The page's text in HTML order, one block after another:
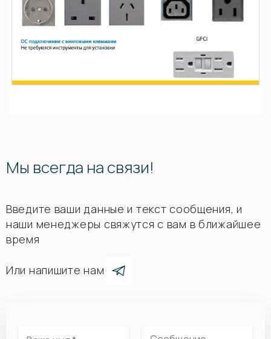
Мы всегда на связи!
Введите ваши данные и текст сообщения, и
наши менеджеры свяжутся с вам в ближайшее
время
Или напишите нам